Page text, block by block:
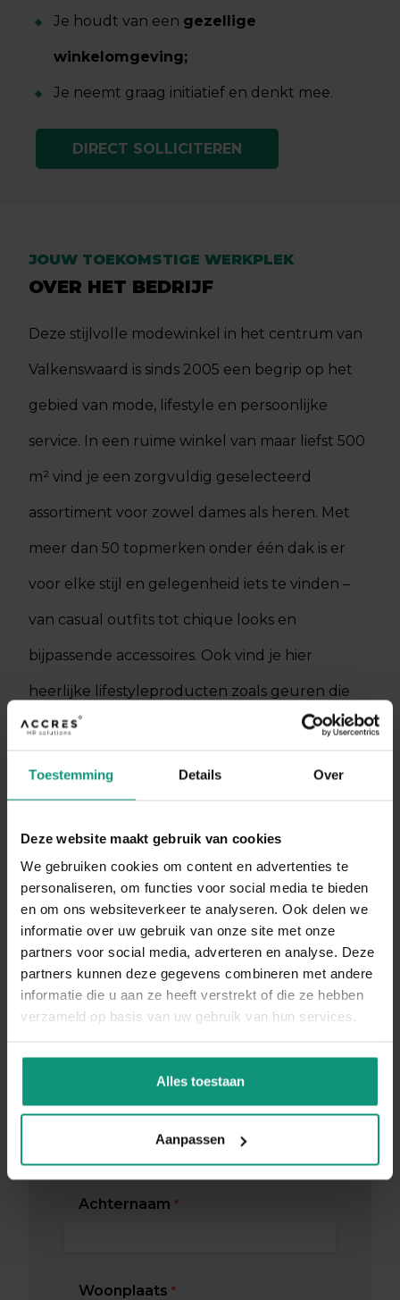
Toestemming Details Over
Deze website maakt gebruik van cookies
We gebruiken cookies om content en advertenties te
personaliseren, om functies voor social media te bieden
en om ons websiteverkeer te analyseren. Ook delen we
informatie over uw gebruik van onze site met onze
partners voor social media, adverteren en analyse. Deze
partners kunnen deze gegevens combineren met andere
informatie die u aan ze heeft verstrekt of die ze hebben
verzameld op basis van uw gebruik van hun services.
Alles toestaan
Aanpassen
Je houdt van een gezellige
winkelomgeving;
Je neemt graag initiatief en denkt mee.
DIRECT SOLLICITEREN
JOUW TOEKOMSTIGE WERKPLEK
OVER HET BEDRIJF
Deze stijlvolle modewinkel in het centrum van
Valkenswaard is sinds 2005 een begrip op het
gebied van mode, lifestyle en persoonlijke
service. In een ruime winkel van maar liefst 500
m² vind je een zorgvuldig geselecteerd
assortiment voor zowel dames als heren. Met
meer dan 50 topmerken onder één dak is er
voor elke stijl en gelegenheid iets te vinden –
van casual outfits tot chique looks en
bijpassende accessoires. Ook vind je hier
heerlijke lifestyleproducten zoals geuren die
jouw outfit compleet maken.
DIRECT SOLLICITEREN
SOLLICITEREN ALS
VERKOOPMEDEWERKER
KLEDINGWINKEL IN
VALKENSWAARD
Binnen 24 uur reactie!
Voornaam*
Achternaam *
Woonplaats *